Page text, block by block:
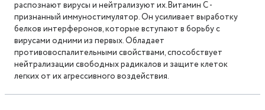
распознают вирусы и нейтрализуют их.Витамин С -
признанный иммуностимулятор. Он усиливает выработку
белков интерферонов, которые вступают в борьбу с
вирусами одними из первых. Обладает
противовоспалительными свойствами, способствует
нейтрализации свободных радикалов и защите клеток
легких от их агрессивного воздействия.